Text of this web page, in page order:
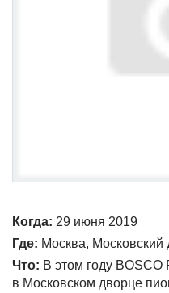
Когда: 29 июня 2019
Где: Москва,
Что: В этом году BOSCO
в Московском дворце